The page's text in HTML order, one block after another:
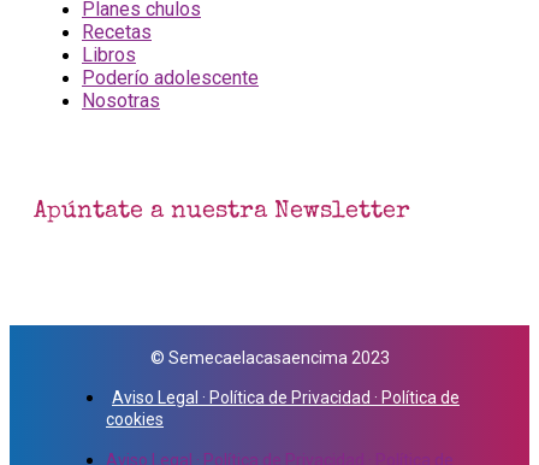
Planes chulos
Recetas
Libros
Poderío adolescente
Nosotras
Apúntate a nuestra Newsletter
© Semecaelacasaencima 2023
Aviso Legal · Política de Privacidad · Política de
cookies
Aviso Legal · Política de Privacidad · Política de